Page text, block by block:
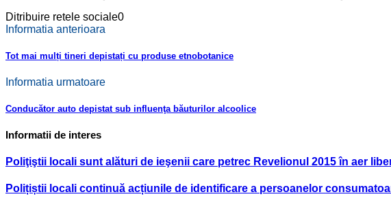
Ditribuire retele sociale0
Informatia anterioara
Tot mai mulți tineri depistați cu produse etnobotanice
Informatia urmatoare
Conducător auto depistat sub influenţa băuturilor alcoolice
Informatii de interes
Poliţiştii locali sunt alături de ieşenii care petrec Revelionul 2015 în aer
Polițiștii locali continuă acțiunile de identificare a persoanelor